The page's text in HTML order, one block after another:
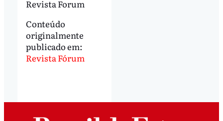
Revista Forum
Conteúdo
originalmente
publicado em:
Revista Fórum